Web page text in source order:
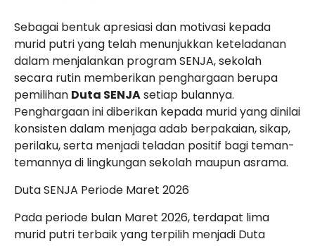
Sebagai bentuk apresiasi dan motivasi kepada
murid putri yang telah menunjukkan keteladanan
dalam menjalankan program SENJA, sekolah
secara rutin memberikan penghargaan berupa
pemilihan Duta SENJAsetiap bulannya.
Penghargaan ini diberikan kepada murid yang dinilai
konsisten dalam menjaga adab berpakaian, sikap,
perilaku, serta menjadi teladan positif bagi teman-
temannya di lingkungan sekolah maupun asrama.
Duta SENJA Periode Maret 2026
Pada periode bulan Maret 2026, terdapat lima
murid putri terbaik yang terpilih menjadi Duta